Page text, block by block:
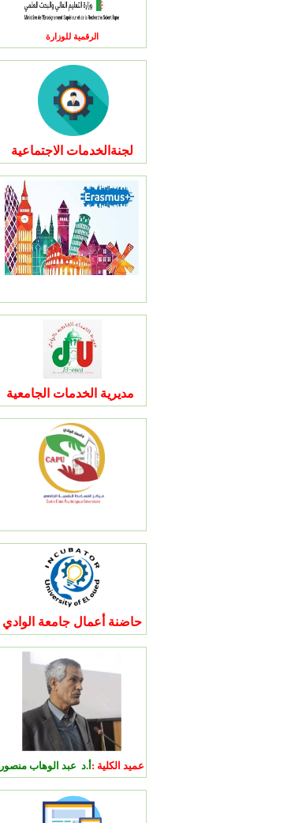
الرقمية للوزارة
لجنةالخدمات الاجتماعية
مديرية الخدمات الجامعية
حاضنة أعمال جامعة الوادي
عميد الكلية : أ.د عبد الوهاب منصور